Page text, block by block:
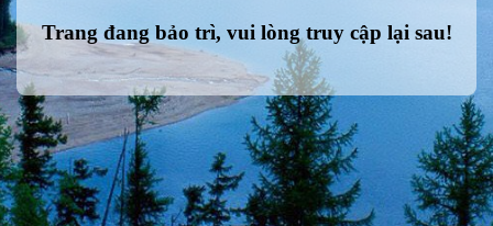
Trang đang bảo trì, vui lòng truy cập lại sau!